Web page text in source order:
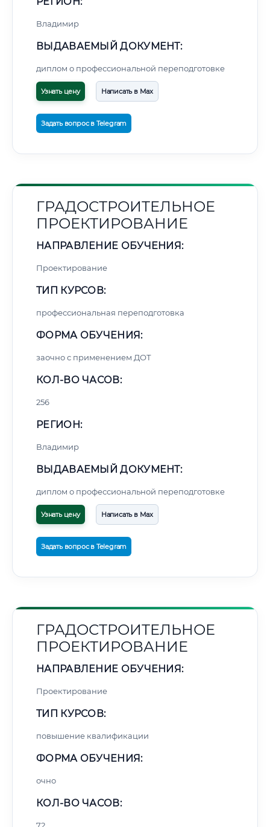
Владимир
ВЫДАВАЕМЫЙ ДОКУМЕНТ:
диплом о профессиональной переподготовке
Узнать цену Написать в Max
Задать вопрос в Telegram
ГРАДОСТРОИТЕЛЬНОЕ
ПРОЕКТИРОВАНИЕ
НАПРАВЛЕНИЕ ОБУЧЕНИЯ:
Проектирование
ТИП КУРСОВ:
профессиональная переподготовка
ФОРМА ОБУЧЕНИЯ:
заочно с применением ДОТ
КОЛ-ВО ЧАСОВ:
256
РЕГИОН:
Владимир
ВЫДАВАЕМЫЙ ДОКУМЕНТ:
диплом о профессиональной переподготовке
Узнать цену Написать в Max
Задать вопрос в Telegram
ГРАДОСТРОИТЕЛЬНОЕ
ПРОЕКТИРОВАНИЕ
НАПРАВЛЕНИЕ ОБУЧЕНИЯ:
Проектирование
ТИП КУРСОВ:
повышение квалификации
ФОРМА ОБУЧЕНИЯ:
очно
КОЛ-ВО ЧАСОВ: